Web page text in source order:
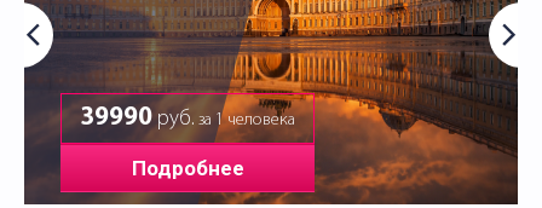
39990 руб. за 1 человека
Подробнее